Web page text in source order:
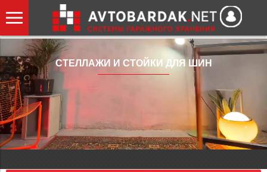
СТЕЛЛАЖИ И СТОЙКИ ДЛЯ ШИН